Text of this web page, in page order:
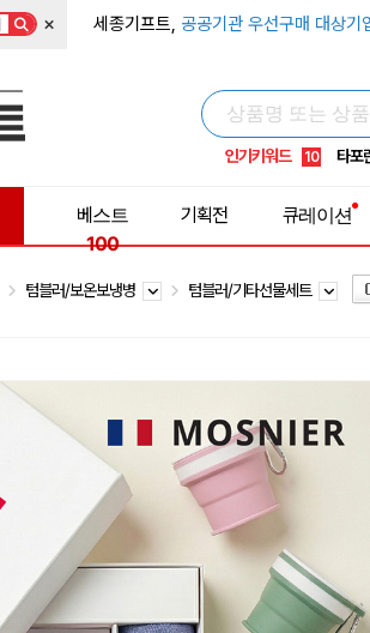
× 세종기프트, 공공기관 우선구매 대상기
인기키워드
6 우산
9 넥쿨
10 타포
베스트
100
기획전 큐레이션
텀블러/보온보냉병 텀블러/기타선물세트